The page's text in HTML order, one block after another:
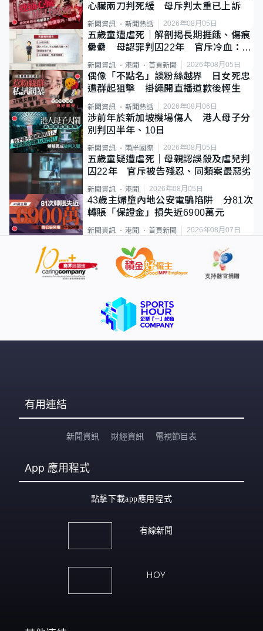
心臟兩刀判死緩 母斥判太重已上訴
新聞資訊 新聞熱話 2026年08月05日
五歲童遭虐死｜解剖揭長期捱餓、傷痕
纍纍 母認罪判囚22年 官斥冷血：同
類案最惡劣
新聞資訊 港聞 首頁新聞 2026年08月05日
偶像「不點名」談粉絲越界 日女死忠
遭群起狙擊 掛繩開直播道歉後輕生
新聞資訊 新聞熱話 2026年08月06日
涉前年於新加坡機場傷人 港人母子分
別判囚半年、10日
新聞資訊 兩岸國際 2026年08月05日
五歲童疑遭虐死｜母親認誤殺及虐兒判
囚22年 官斥被告殘忍、同類案最惡劣
新聞資訊 港聞 2026年08月05日
43歲主婦墮內地公安電騙陷阱 分81次
轉賬「保證金」損失近6900萬元
新聞資訊 港聞 首頁新聞 2026年08月07日
有用連結
新聞資訊 財經資訊 電視節目表
App 應用程式
點擊下載app應用程式
有線新聞
HOY